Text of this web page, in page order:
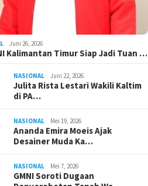
Juni 26, 2026
Kalimantan Timur Siap Jadi Tuan …
NASIONAL Juni 22, 2026
Julita Rista Lestari Wakili Kaltim
di PA…
NASIONAL Mei 19, 2026
Ananda Emira Moeis Ajak
Desainer Muda Ka…
NASIONAL Mei 7, 2026
GMNI Soroti Dugaan